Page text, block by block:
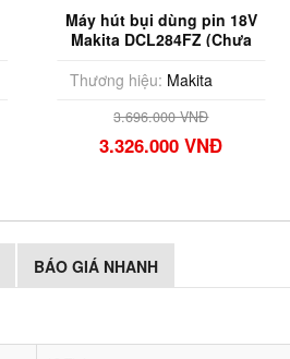
Máy hút bụi dùng pin 18V
Makita DCL284FZ (Chưa
Thương hiệu: Makita
3.696.000 VNĐ
3.326.000 VNĐ
BÁO GIÁ NHANH